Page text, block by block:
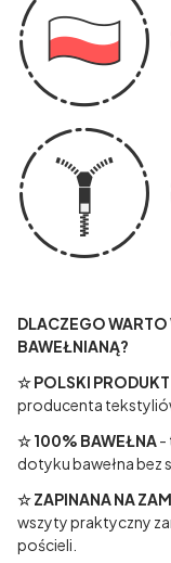
DLACZEGO
BAWEŁNIANĄ?
☆ POLSKI PRODUKT
producenta
☆ 100% BAWEŁNA-
dotyku bawełna bez
☆ ZAPINANA NA
wszyty praktyczny
pościeli.